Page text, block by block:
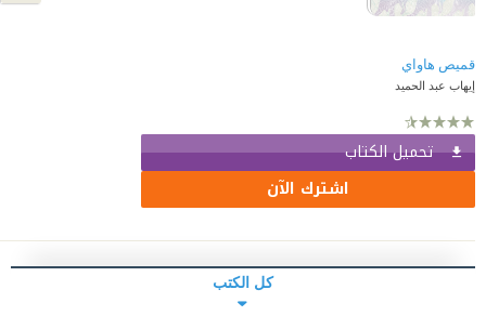
قميص هاواي
إيهاب عبد الحميد
تحميل الكتاب
اشترك الآن
كل الكتب